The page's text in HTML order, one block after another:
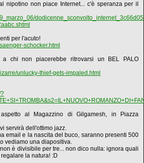
nipotino non piace Internet... c'è speranza per il
per l'acuto!
schocker.html
chi non piacerebbe ritrovarsi un BEL PALO
unlucky-thief-gets-impaled.html
al Magazzino di Gilgamesh, in Piazza
servirà dell'ottimo jazz.
email e la nascita del buco, saranno presenti 500
vediamo una diapositiva.
è divisibile per tre... non dico nulla: ignora quali
la natura! :D